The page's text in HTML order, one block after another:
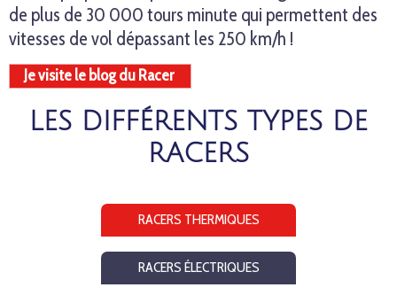
de plus de 30 000 tours minute qui permettent des
vitesses de vol dépassant les 250 km/h !
Je visite le blog du Racer
LES DIFFÉRENTS TYPES DE
RACERS
RACERS THERMIQUES
RACERS ÉLECTRIQUES